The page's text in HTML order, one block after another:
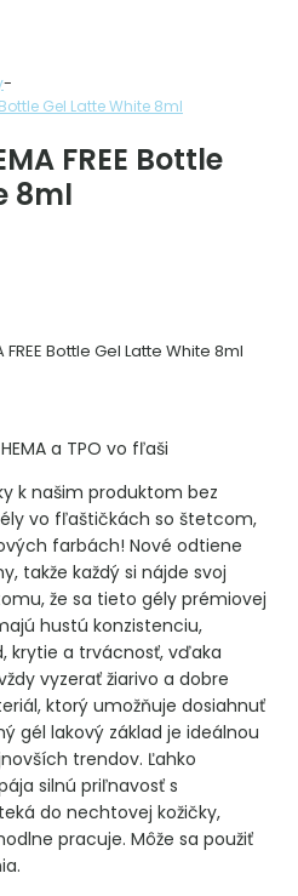
-
Bottle Gel Latte White 8ml
FREE Bottle
8ml
Bottle Gel Latte White 8ml
a TPO vo fľaši
k našim produktom bez
vo fľaštičkách so štetcom,
farbách! Nové odtiene
takže každý si nájde svoj
že sa tieto gély prémiovej
hustú konzistenciu,
krytie a trvácnosť, vďaka
vyzerať žiarivo a dobre
ktorý umožňuje dosiahnuť
gél lakový základ je ideálnou
trendov. Ľahko
silnú priľnavosť s
do nechtovej kožičky,
pracuje. Môže sa použiť